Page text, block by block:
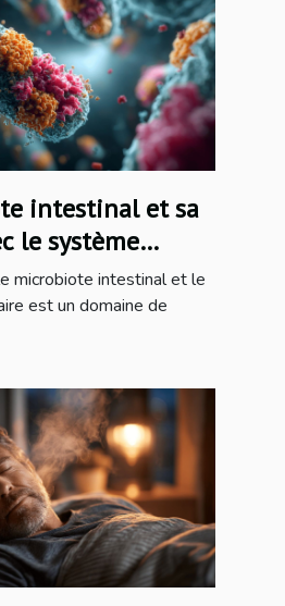
intestinal et sa
le système
pistes pour une
microbiote intestinal et le
est un domaine de